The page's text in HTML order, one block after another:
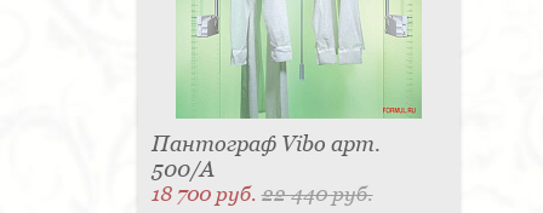
Пантограф Vibo арт.
500/A
18 700 руб.22 440 руб.